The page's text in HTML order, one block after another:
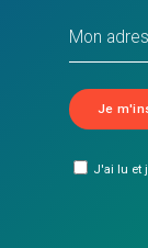
J'ai lu et